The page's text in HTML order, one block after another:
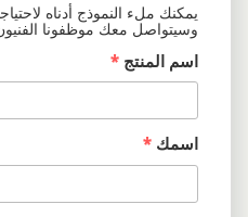
يمكنك ملء النموذج أدناه
وسيتواصل معك موظفونا
اسم المنتج *
اسمك *